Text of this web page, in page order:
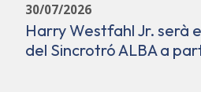
30/07/2026
Harry Westfahl Jr. serà
del Sincrotró ALBA a